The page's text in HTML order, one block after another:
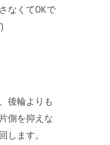
なくてOKで
後輪よりも
側を抑えな
します。